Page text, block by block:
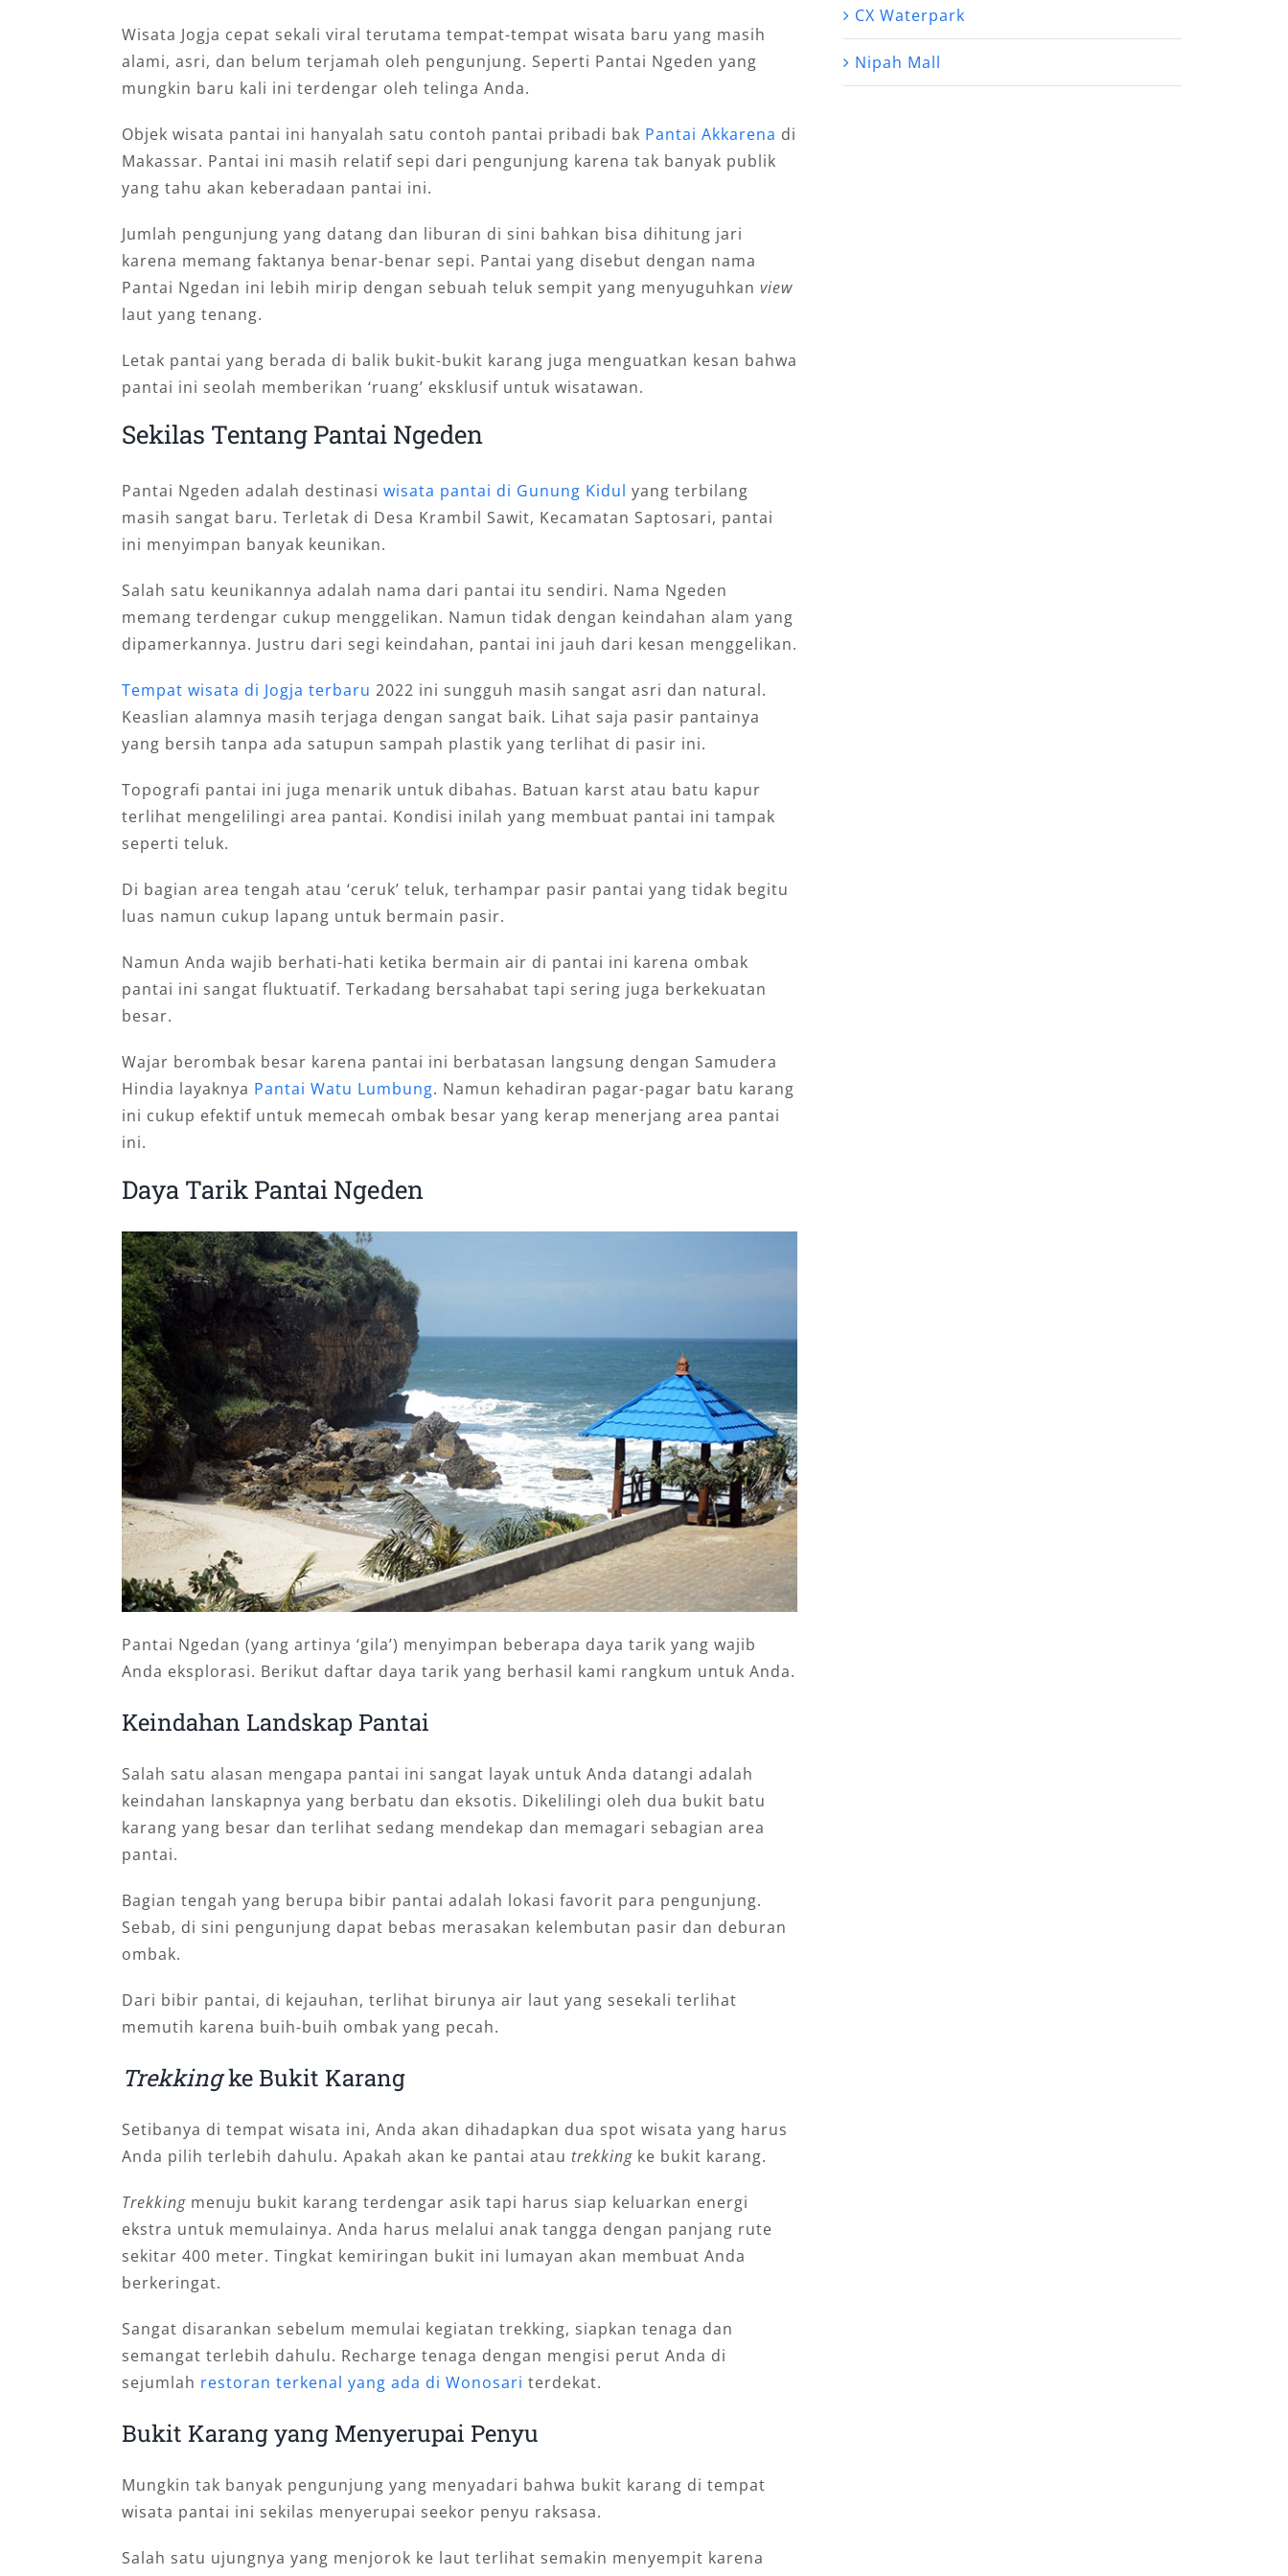
Wisata Jogja cepat sekali viral terutama tempat-tempat wisata baru yang masih
alami, asri, dan belum terjamah oleh pengunjung. Seperti Pantai Ngeden yang
mungkin baru kali ini terdengar oleh telinga Anda.
Objek wisata pantai ini hanyalah satu contoh pantai pribadi bak Pantai Akkarena di
Makassar. Pantai ini masih relatif sepi dari pengunjung karena tak banyak publik
yang tahu akan keberadaan pantai ini.
Jumlah pengunjung yang datang dan liburan di sini bahkan bisa dihitung jari
karena memang faktanya benar-benar sepi. Pantai yang disebut dengan nama
Pantai Ngedan ini lebih mirip dengan sebuah teluk sempit yang menyuguhkan view
laut yang tenang.
Letak pantai yang berada di balik bukit-bukit karang juga menguatkan kesan bahwa
pantai ini seolah memberikan ‘ruang’ eksklusif untuk wisatawan.
Sekilas Tentang Pantai Ngeden
Pantai Ngeden adalah destinasi wisata pantai di Gunung Kidul yang terbilang
masih sangat baru. Terletak di Desa Krambil Sawit, Kecamatan Saptosari, pantai
ini menyimpan banyak keunikan.
Salah satu keunikannya adalah nama dari pantai itu sendiri. Nama Ngeden
memang terdengar cukup menggelikan. Namun tidak dengan keindahan alam yang
dipamerkannya. Justru dari segi keindahan, pantai ini jauh dari kesan menggelikan.
Tempat wisata di Jogja terbaru 2022 ini sungguh masih sangat asri dan natural.
Keaslian alamnya masih terjaga dengan sangat baik. Lihat saja pasir pantainya
yang bersih tanpa ada satupun sampah plastik yang terlihat di pasir ini.
Topografi pantai ini juga menarik untuk dibahas. Batuan karst atau batu kapur
terlihat mengelilingi area pantai. Kondisi inilah yang membuat pantai ini tampak
seperti teluk.
Di bagian area tengah atau ‘ceruk’ teluk, terhampar pasir pantai yang tidak begitu
luas namun cukup lapang untuk bermain pasir.
Namun Anda wajib berhati-hati ketika bermain air di pantai ini karena ombak
pantai ini sangat fluktuatif. Terkadang bersahabat tapi sering juga berkekuatan
besar.
Wajar berombak besar karena pantai ini berbatasan langsung dengan Samudera
Hindia layaknya Pantai Watu Lumbung. Namun kehadiran pagar-pagar batu karang
ini cukup efektif untuk memecah ombak besar yang kerap menerjang area pantai
ini.
Daya Tarik Pantai Ngeden
Pantai Ngedan (yang artinya ‘gila’) menyimpan beberapa daya tarik yang wajib
Anda eksplorasi. Berikut daftar daya tarik yang berhasil kami rangkum untuk Anda.
Keindahan Landskap Pantai
Salah satu alasan mengapa pantai ini sangat layak untuk Anda datangi adalah
keindahan lanskapnya yang berbatu dan eksotis. Dikelilingi oleh dua bukit batu
karang yang besar dan terlihat sedang mendekap dan memagari sebagian area
pantai.
Bagian tengah yang berupa bibir pantai adalah lokasi favorit para pengunjung.
Sebab, di sini pengunjung dapat bebas merasakan kelembutan pasir dan deburan
ombak.
Dari bibir pantai, di kejauhan, terlihat birunya air laut yang sesekali terlihat
memutih karena buih-buih ombak yang pecah.
Trekkingke Bukit Karang
Setibanya di tempat wisata ini, Anda akan dihadapkan dua spot wisata yang harus
Anda pilih terlebih dahulu. Apakah akan ke pantai atau trekking ke bukit karang.
Trekking menuju bukit karang terdengar asik tapi harus siap keluarkan energi
ekstra untuk memulainya. Anda harus melalui anak tangga dengan panjang rute
sekitar 400 meter. Tingkat kemiringan bukit ini lumayan akan membuat Anda
berkeringat.
Sangat disarankan sebelum memulai kegiatan trekking, siapkan tenaga dan
semangat terlebih dahulu. Recharge tenaga dengan mengisi perut Anda di
sejumlah restoran terkenal yang ada di Wonosari terdekat.
Bukit Karang yang Menyerupai Penyu
Mungkin tak banyak pengunjung yang menyadari bahwa bukit karang di tempat
wisata pantai ini sekilas menyerupai seekor penyu raksasa.
Salah satu ujungnya yang menjorok ke laut terlihat semakin menyempit karena
CX Waterpark
Nipah Mall